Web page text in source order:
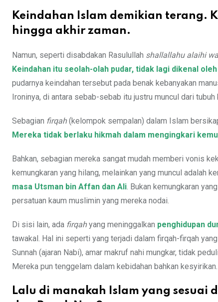
Keindahan Islam demikian terang.
hingga akhir zaman.
Namun, seperti disabdakan Rasulullah shallallahu alaihi
Keindahan itu seolah-olah pudar, tidak lagi dikenal
pudarnya keindahan tersebut pada benak kebanyakan
Ironinya, di antara sebab-sebab itu justru muncul dari tubuh
Sebagian firqah(kelompok sempalan) dalam Islam
Mereka tidak berlaku hikmah dalam mengingkari
Bahkan, sebagian mereka sangat mudah memberi vonis
kemungkaran yang hilang, melainkan yang muncul adalah
masa Utsman bin Affan dan Ali. Bukan kemungkaran
persatuan kaum muslimin yang mereka nodai.
Di sisi lain, ada firqahyang meninggalkan penghidupan
tawakal. Hal ini seperti yang terjadi dalam firqah-firqah
Sunnah (ajaran Nabi), amar makruf nahi mungkar, tidak
Mereka pun tenggelam dalam kebidahan bahkan kesyirikan.
Lalu di manakah Islam yang sesuai